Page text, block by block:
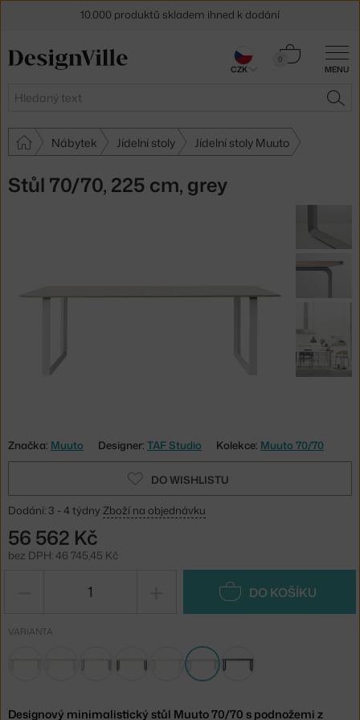
MENU
Hledat
0
Košík
Nábytek Jídelní stoly Jídelní stoly Muuto
Stůl 70/70, 225 cm, grey
Značka: Muuto Designer: TAF Studio Kolekce: Muuto 70/70
DO WISHLISTU
Dodání: 3 - 4 týdny Zboží na objednávku
56 562 Kč
bez DPH: 46 745,45 Kč
DO KOŠÍKU
VARIANTA
Designový minimalistický stůl Muuto 70/70 s podnožemi z
10.000 produktů skladem ihned k dodání
30 dní na vrácení zbožíCZK